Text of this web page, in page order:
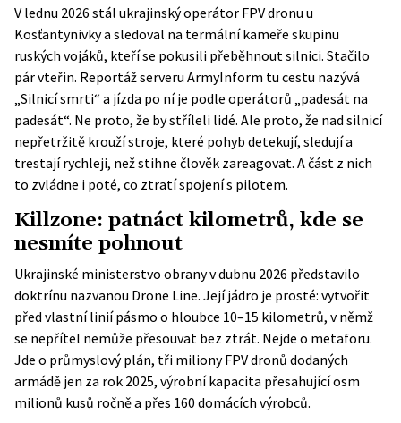
V lednu 2026 stál ukrajinský operátor FPV dronu u
Kosťantynivky a sledoval na termální kameře skupinu
ruských vojáků, kteří se pokusili přeběhnout silnici. Stačilo
pár vteřin. Reportáž serveru ArmyInform tu cestu nazývá
„Silnicí smrti“ a jízda po ní je podle operátorů „padesát na
padesát“. Ne proto, že by stříleli lidé. Ale proto, že nad silnicí
nepřetržitě krouží stroje, které pohyb detekují, sledují a
trestají rychleji, než stihne člověk zareagovat. A část z nich
to zvládne i poté, co ztratí spojení s pilotem.
Killzone: patnáct kilometrů, kde se
nesmíte pohnout
Ukrajinské ministerstvo obrany v dubnu 2026 představilo
doktrínu nazvanou Drone Line. Její jádro je prosté: vytvořit
před vlastní linií pásmo o hloubce 10–15 kilometrů, v němž
se nepřítel nemůže přesouvat bez ztrát. Nejde o metaforu.
Jde o průmyslový plán, tři miliony FPV dronů dodaných
armádě jen za rok 2025, výrobní kapacita přesahující osm
milionů kusů ročně a přes 160 domácích výrobců.